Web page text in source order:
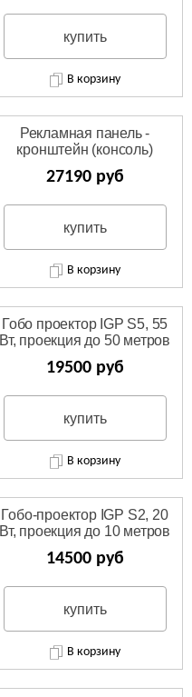
купить
В корзину
Рекламная панель -
кронштейн (консоль)
27190 руб
купить
В корзину
Гобо проектор IGP S5, 55
Вт, проекция до 50 метров
19500 руб
купить
В корзину
Гобо-проектор IGP S2, 20
Вт, проекция до 10 метров
14500 руб
купить
В корзину